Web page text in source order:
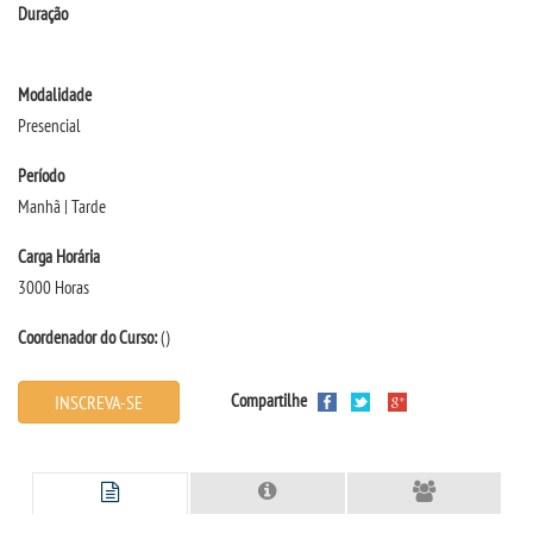
TRANSFERÊNCIA
MATRÍCULA
PUBLICAÇÕES
Duração
Modalidade
Presencial
Período
Manhã | Tarde
Carga Horária
3000 Horas
Coordenador do Curso:()
INSCREVA-SE Compartilhe